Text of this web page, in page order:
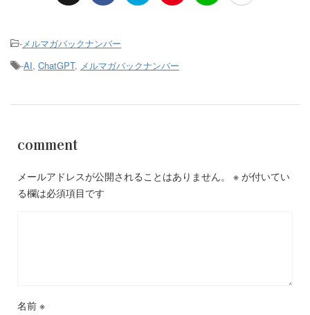
-メルマガバックナンバー
-AI, ChatGPT, メルマガバックナンバー
comment
メールアドレスが公開されることはありません。 ※ が付いてい
る欄は必須項目です
名前 ※